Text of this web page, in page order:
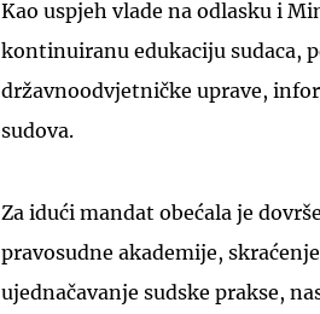
Kao uspjeh vlade na odlasku i
kontinuiranu edukaciju sudaca,
državnoodvjetničke uprave,
sudova.
Za idući mandat obećala je
pravosudne akademije,
ujednačavanje sudske prakse,